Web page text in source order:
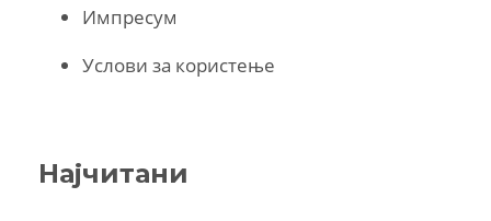
Импресум
Услови за користење
Најчитани